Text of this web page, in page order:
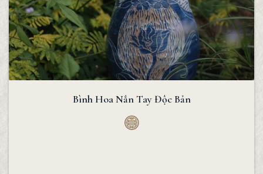
Bình Hoa Nắn Tay Độc Bản